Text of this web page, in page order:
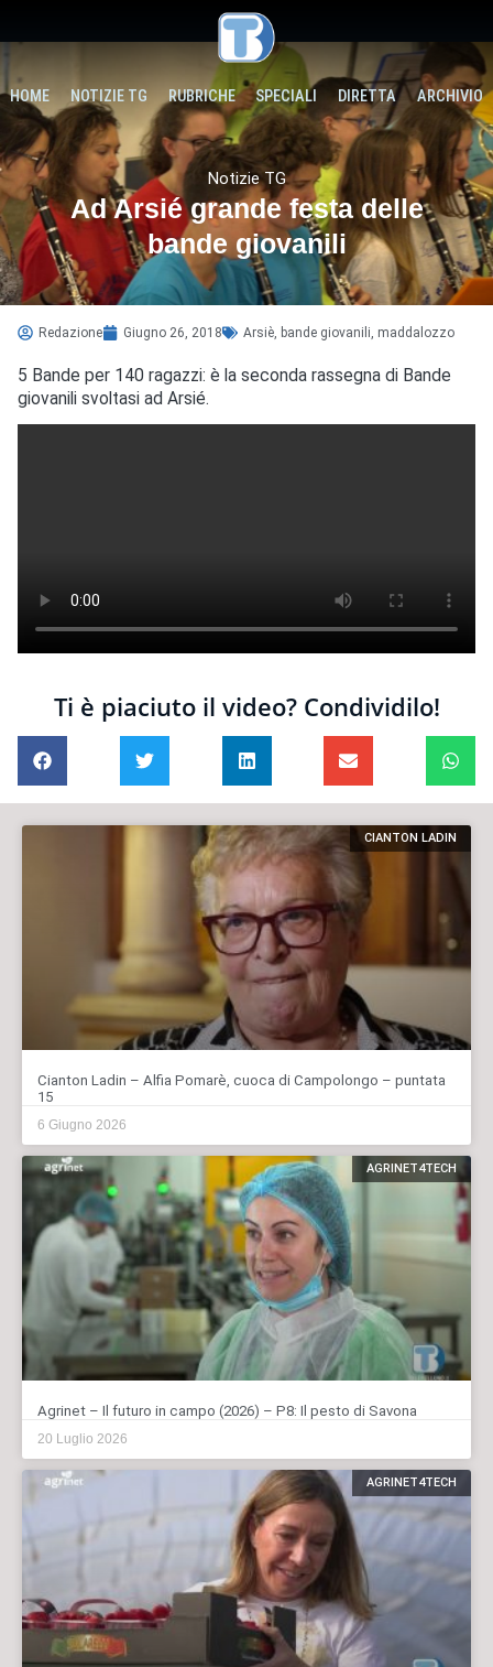
HOME NOTIZIE TG RUBRICHE SPECIALI DIRETTA ARCHIVIO
Notizie TG
Ad Arsié grande festa delle
bande giovanili
Redazione Giugno 26, 2018 Arsiè bande giovanili maddalozzo
5 Bande per 140 ragazzi: è la seconda rassegna di Bande
giovanili svoltasi ad Arsié.
Ti è piaciuto il video? Condividilo!
CIANTON LADIN
Cianton Ladin – Alfia Pomarè, cuoca di Campolongo – puntata
15
6 Giugno 2026
AGRINET4TECH
Agrinet – Il futuro in campo (2026) – P8: Il pesto di Savona
20 Luglio 2026
AGRINET4TECH